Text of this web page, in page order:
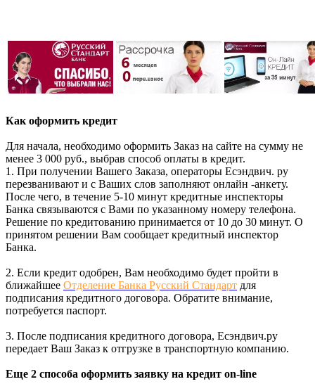
Как оформить кредит
Для начала, необходимо оформить Заказ на сайте на сумму не
менее 3 000 руб., выбрав способ оплаты в кредит.
1. При получении Вашего Заказа, операторы Есэндвич. ру
перезванивают и с Ваших слов заполняют онлайн -анкету.
После чего, в течение 5-10 минут кредитные инспекторы
Банка связываются с Вами по указанному номеру телефона.
Решение по кредитованию принимается от 10 до 30 минут. О
принятом решении Вам сообщает кредитный инспектор
Банка.
2. Если кредит одобрен, Вам необходимо будет пройти в
ближайшее Отделение Банка Русский Стандарт для
подписания кредитного договора. Обратите внимание,
потребуется паспорт.
3. После подписания кредитного договора, Есэндвич.ру
передает Ваш Заказ к отгрузке в транспортную компанию.
Еще 2 способа оформить заявку на кредит on-line